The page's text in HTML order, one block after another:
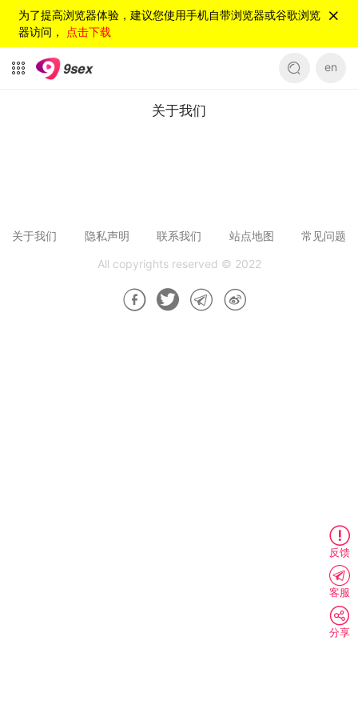
为了提高浏览器体验，建议您使用手机自带浏览器或谷歌浏览
器访问， 点击下载
en
关于我们
反馈
客服
分享
关于我们 隐私声明 联系我们 站点地图 常见问题
All copyrights reserved © 2022